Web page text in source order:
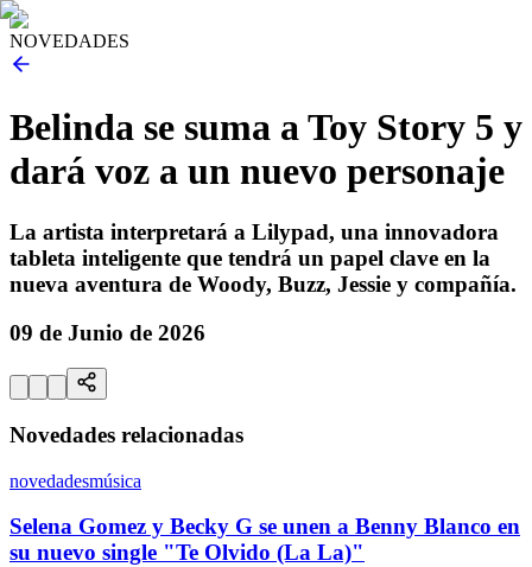
NOVEDADES
Belinda se suma a Toy Story 5 y
dará voz a un nuevo personaje
La artista interpretará a Lilypad, una innovadora
tableta inteligente que tendrá un papel clave en la
nueva aventura de Woody, Buzz, Jessie y compañía.
09 de Junio de 2026
Novedades relacionadas
novedadesmúsica
Selena Gomez y Becky G se unen a Benny Blanco en
su nuevo single "Te Olvido (La La)"